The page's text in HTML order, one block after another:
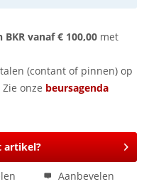
vanaf € 100,00 met
(contant of pinnen) op
onze beursagenda
artikel?
Aanbevelen